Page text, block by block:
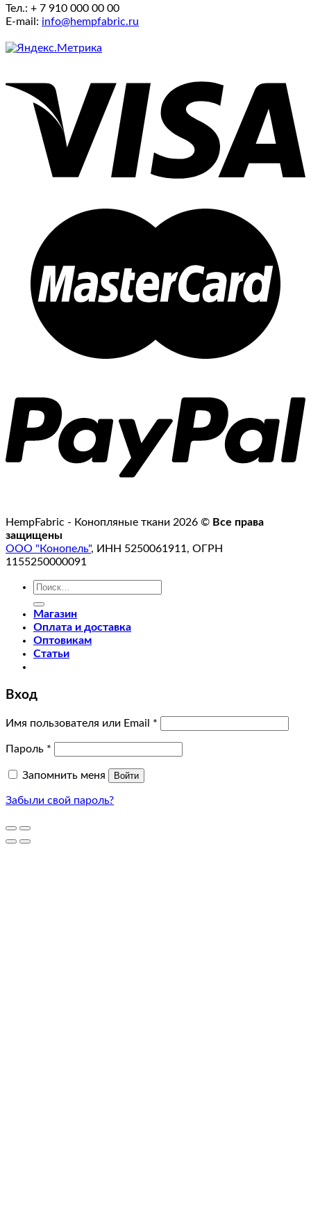
Тел.: + 7 910 000 00 00
E-mail: info@hempfabric.ru
HempFabric - Конопляные ткани 2026 © Все права
защищены
ООО "Конопель", ИНН 5250061911, ОГРН
1155250000091
Искать:
Магазин
Оплата и доставка
Оптовикам
Статьи
Вход
Имя пользователя или Email *
Пароль *
Запомнить меня Войти
Забыли свой пароль?